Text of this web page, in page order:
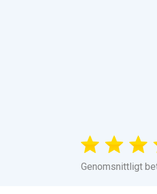
Genomsnittligt